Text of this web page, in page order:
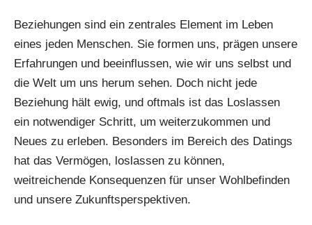
Beziehungen sind ein zentrales Element im Leben
eines jeden Menschen. Sie formen uns, prägen unsere
Erfahrungen und beeinflussen, wie wir uns selbst und
die Welt um uns herum sehen. Doch nicht jede
Beziehung hält ewig, und oftmals ist das Loslassen
ein notwendiger Schritt, um weiterzukommen und
Neues zu erleben. Besonders im Bereich des Datings
hat das Vermögen, loslassen zu können,
weitreichende Konsequenzen für unser Wohlbefinden
und unsere Zukunftsperspektiven.